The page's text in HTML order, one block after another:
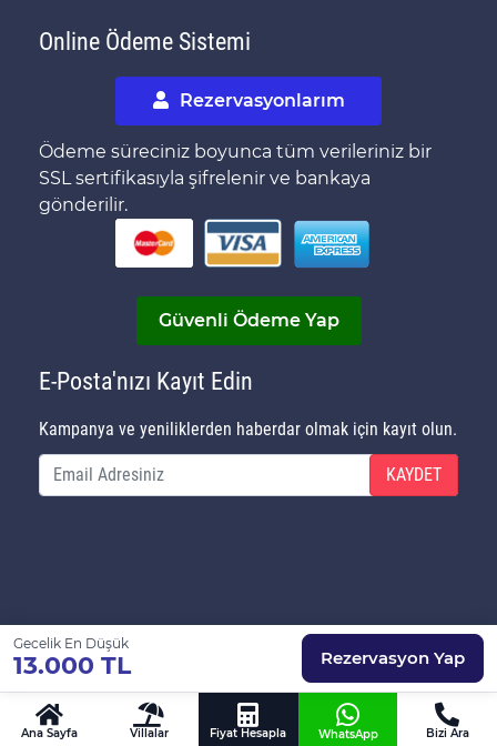
Gecelik En Düşük
13.000 TL Rezervasyon Yap
Online Ödeme Sistemi
Rezervasyonlarım
Ödeme süreciniz boyunca tüm verileriniz bir
SSL sertifikasıyla şifrelenir ve bankaya
gönderilir.
Güvenli Ödeme Yap
E-Posta'nızı Kayıt Edin
Kampanya ve yeniliklerden haberdar olmak için kayıt olun.
KAYDET
© Copyright 2020 Villa Gezegeni Kiralık Villa | Tüm
Hakları Saklıdır...
Ana Sayfa Villalar Fiyat Hesapla WhatsApp Bizi Ara